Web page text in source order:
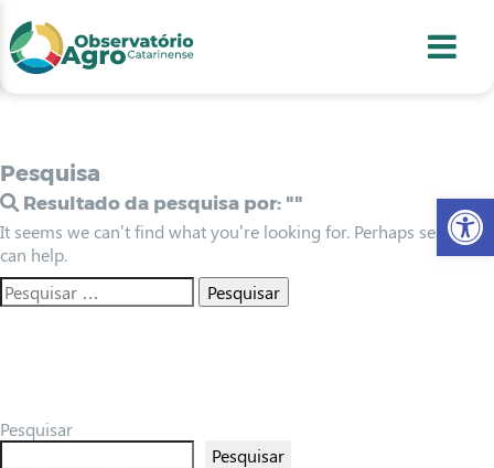
2
3
4
Pesquisa
Resultado da pesquisa por: ""
It seems we can’t find what you’re looking for. Perhaps searching
can help.
Pesquisar
Pesquisar